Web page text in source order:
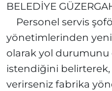
BELEDİYE
Personel servis
yönetimlerinden
olarak yol
istendiğini belirterek,
verirseniz fabrika